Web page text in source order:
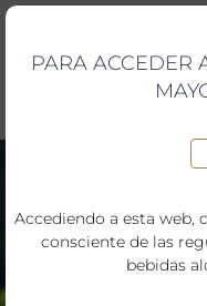
Saltar
contenido
PARA ACCEDER
Accediendo a esta web,
consciente de las
bebidas